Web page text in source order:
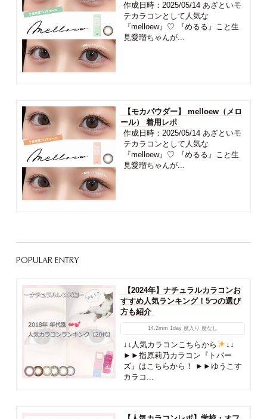
作成日時：2025/05/14 あざといモ
テカラコンとして人気な
『melloew』♡ 『めるる』こと生
見愛瑠ちゃんが...
【モカパウダー】 melloew（メロ
ール） 着用レポ
作成日時：2025/05/14 あざといモ
テカラコンとして人気な
『melloew』♡ 『めるる』こと生
見愛瑠ちゃんが...
POPULAR ENTRY
【2024年】ナチュラルカラコンお
すすめ人気ランキング！5つの選び
方も紹介
14.2mm 1day 度入り 度なし
↓↓人気カラコンこちらから
↓↓
►►指原莉乃カラコン『トパー
ズ』はこちらから！ ►►ゆうこす
カラコ...